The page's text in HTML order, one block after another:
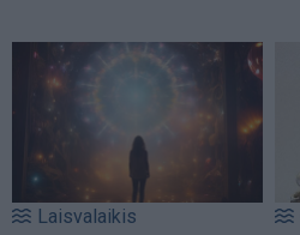
Laisvalaikis